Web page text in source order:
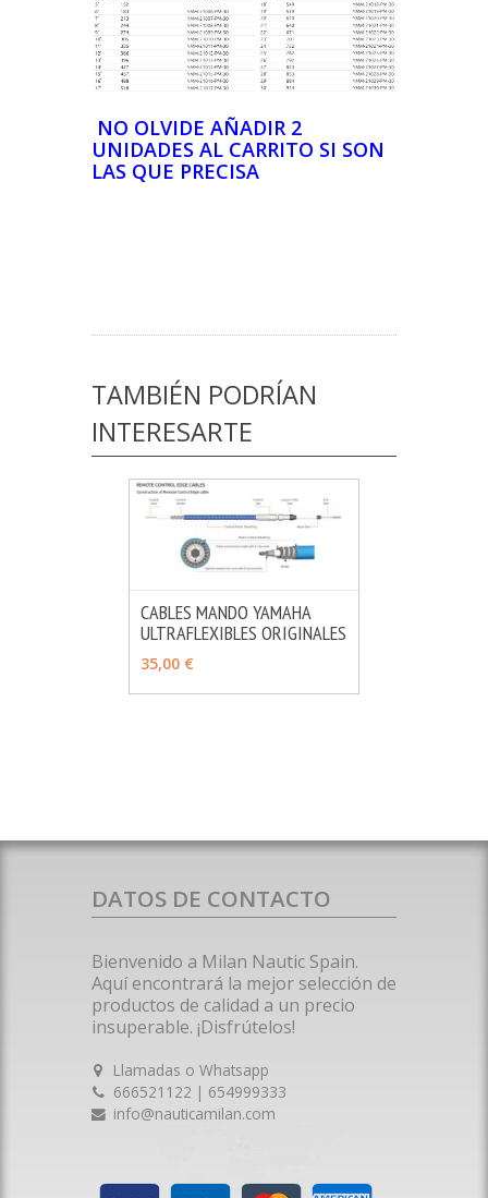
NO OLVIDE AÑADIR 2
UNIDADES AL CARRITO SI SON
LAS QUE PRECISA
TAMBIÉN PODRÍAN
INTERESARTE
VER OPCIONES MÁS INFO
CABLES MANDO YAMAHA
ULTRAFLEXIBLES ORIGINALES
35,00 €
DATOS DE CONTACTO
Bienvenido a Milan Nautic Spain.
Aquí encontrará la mejor selección de
productos de calidad a un precio
insuperable. ¡Disfrútelos!
Llamadas o Whatsapp
666521122 | 654999333
info@nauticamilan.com